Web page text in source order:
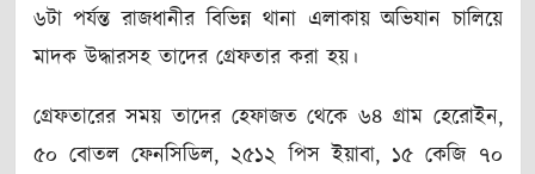
৬টা পর্যন্ত রাজধানীর বিভিন্ন থানা এলাকায় অভিযান চালিয়ে
মাদক উদ্ধারসহ তাদের গ্রেফতার করা হয়।
গ্রেফতারের সময় তাদের হেফাজত থেকে ৬৪ গ্রাম হেরোইন,
৫০ বোতল ফেনসিডিল, ২৫১২ পিস ইয়াবা, ১৫ কেজি ৭০